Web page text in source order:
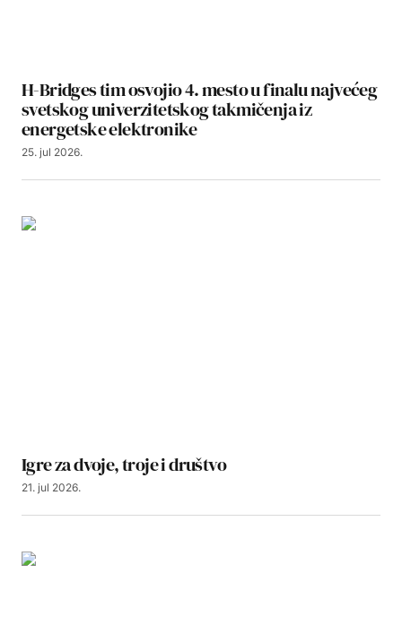
H-Bridges tim osvojio 4. mesto u finalu najvećeg
svetskog univerzitetskog takmičenja iz
energetske elektronike
25. jul 2026.
Igre za dvoje, troje i društvo
21. jul 2026.